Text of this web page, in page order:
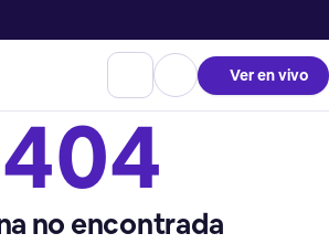
Ver en vivo
404
no encontrada